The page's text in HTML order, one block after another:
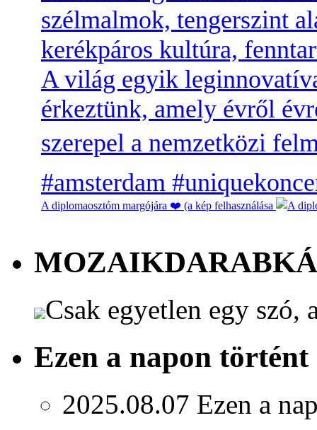
A diplomaosztóm margójára ❤️ (a kép felhasználása
Csak egyetlen egy szó,
Ezen a napon történt
2025.08.07 Ezen a